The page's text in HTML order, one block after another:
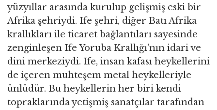
yüzyıllar arasında kurulup gelişmiş eski bir
Afrika şehriydi. Ife şehri, diğer Batı Afrika
krallıkları ile ticaret bağlantıları sayesinde
zenginleşen Ife Yoruba Krallığı'nın idari ve
dini merkeziydi. Ife, insan kafası heykellerini
de içeren muhteşem metal heykelleriyle
ünlüdür. Bu heykellerin her biri kendi
topraklarında yetişmiş sanatçılar tarafından